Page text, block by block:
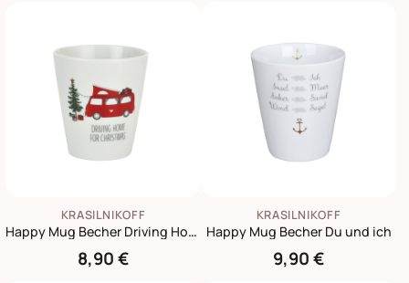
KRASILNIKOFF
Happy Mug Becher Driving Home for Christmas, Camper
8,90 €
KRASILNIKOFF
Happy Mug Becher Du und ich
9,90 €